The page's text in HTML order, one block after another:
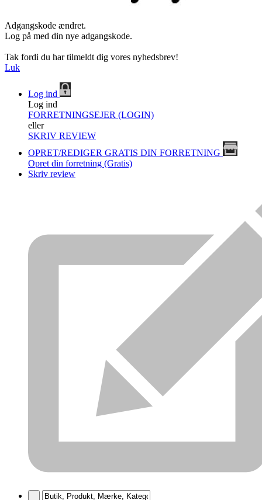
Adgangskode ændret.
Log på med din nye adgangskode.
Tak fordi du har tilmeldt dig vores nyhedsbrev!
Luk
Log ind
Log ind
FORRETNINGSEJER (LOGIN)
eller
SKRIV REVIEW
OPRET/REDIGER GRATIS DIN FORRETNING
Opret din forretning (Gratis)
Skriv review